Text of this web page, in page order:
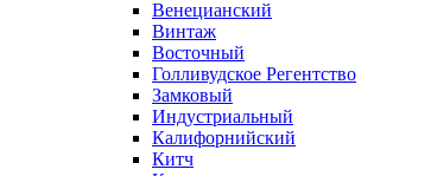
Венецианский
Винтаж
Восточный
Голливудское Регентство
Замковый
Индустриальный
Калифорнийский
Китч